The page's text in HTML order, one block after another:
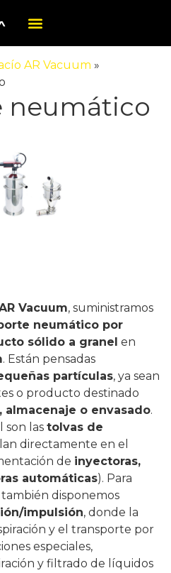
AR Vacuum »
neumático
Vacuum, suministramos
neumático por
sólido a granel en
. Están pensadas
partículas, ya sean
o producto destinado
almacenaje o envasado.
son las tolvas de
directamente en el
de inyectoras,
automáticas). Para
disponemos
impulsión, donde la
y el transporte por
especiales,
y filtrado de líquidos